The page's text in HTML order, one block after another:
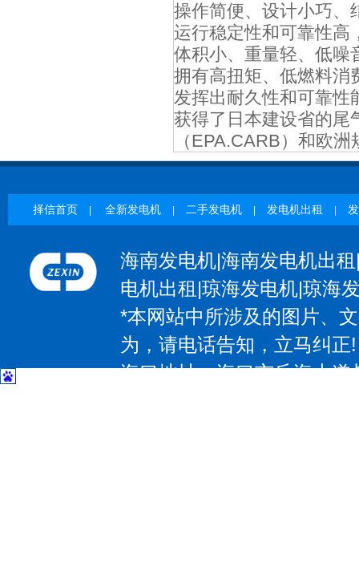
操作简便、设计小巧、
运行稳定性和可靠性高
体积小、重量轻、低噪
拥有高扭矩、低燃料消
发挥出耐久性和可靠性
获得了日本建设省的尾
（EPA.CARB）和欧
择信首页 全新发电机 二手发电机 发电机出租
海南发电机|海南发电机出
电机出租|琼海发电机|琼海
*本网站中所涉及的图片、
为，请电话告知，立马纠
海口地址：海口市丘海大